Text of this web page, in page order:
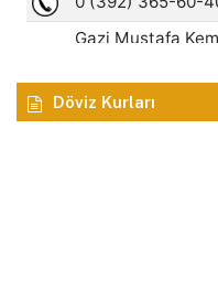
Döviz Kurları